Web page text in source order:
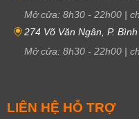
Mở cửa: 8h30 - 22h00 |
274 Võ Văn Ngân, P.
Mở cửa: 8h30 - 22h00 |
LIÊN HỆ HỖ TRỢ